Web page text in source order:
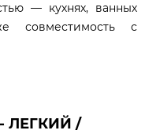
— кухнях, ванных
совместимость с
ЛЕГКИЙ /